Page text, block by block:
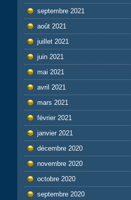
septembre 2021
août 2021
juillet 2021
juin 2021
mai 2021
avril 2021
mars 2021
février 2021
janvier 2021
décembre 2020
novembre 2020
octobre 2020
septembre 2020